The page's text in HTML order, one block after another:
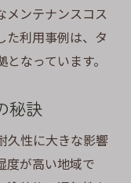
メンテナンスコス
た利用事例は、タ
なっています。
秘訣
久性に大きな影響
度が高い地域で